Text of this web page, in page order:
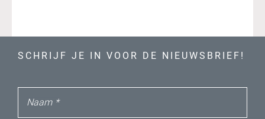
SCHRIJF JE IN VOOR DE NIEUWSBRIEF!
Naam *